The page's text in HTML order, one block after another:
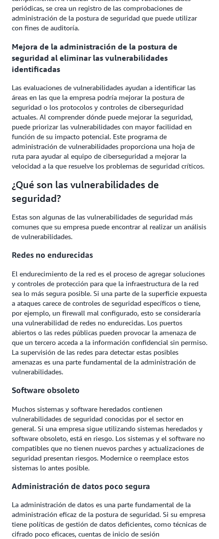
periódicas, se crea un registro de las comprobaciones de
administración de la postura de seguridad que puede utilizar
con fines de auditoría.
Mejora de la administración de la postura de
seguridad al eliminar las vulnerabilidades
identificadas
Las evaluaciones de vulnerabilidades ayudan a identificar las
áreas en las que la empresa podría mejorar la postura de
seguridad o los protocolos y controles de ciberseguridad
actuales. Al comprender dónde puede mejorar la seguridad,
puede priorizar las vulnerabilidades con mayor facilidad en
función de su impacto potencial. Este programa de
administración de vulnerabilidades proporciona una hoja de
ruta para ayudar al equipo de ciberseguridad a mejorar la
velocidad a la que resuelve los problemas de seguridad críticos.
¿Qué son las vulnerabilidades de
seguridad?
Estas son algunas de las vulnerabilidades de seguridad más
comunes que su empresa puede encontrar al realizar un análisis
de vulnerabilidades.
Redes no endurecidas
El endurecimiento de la red es el proceso de agregar soluciones
y controles de protección para que la infraestructura de la red
sea lo más segura posible. Si una parte de la superficie expuesta
a ataques carece de controles de seguridad específicos o tiene,
por ejemplo, un firewall mal configurado, esto se consideraría
una vulnerabilidad de redes no endurecidas. Los puertos
abiertos o las redes públicas pueden provocar la amenaza de
que un tercero acceda a la información confidencial sin permiso.
La supervisión de las redes para detectar estas posibles
amenazas es una parte fundamental de la administración de
vulnerabilidades.
Software obsoleto
Muchos sistemas y software heredados contienen
vulnerabilidades de seguridad conocidas por el sector en
general. Si una empresa sigue utilizando sistemas heredados y
software obsoleto, está en riesgo. Los sistemas y el software no
compatibles que no tienen nuevos parches y actualizaciones de
seguridad presentan riesgos. Modernice o reemplace estos
sistemas lo antes posible.
Administración de datos poco segura
La administración de datos es una parte fundamental de la
administración eficaz de la postura de seguridad. Si su empresa
tiene políticas de gestión de datos deficientes, como técnicas de
cifrado poco eficaces, cuentas de inicio de sesión